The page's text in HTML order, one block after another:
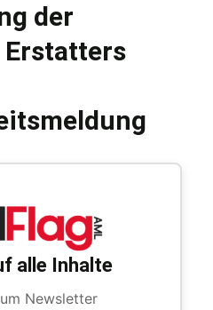
der
berichteten,
von Unstimmigkeiten
an die
ihren Kunden
alle Inhalte
Newsletter